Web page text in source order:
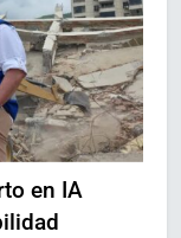
en IA